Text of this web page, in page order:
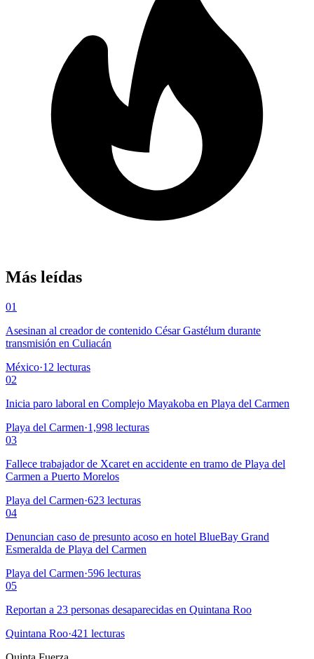
Más leídas
01
Asesinan al creador de contenido César Gastélum durante
transmisión en Culiacán
México·12 lecturas
02
Inicia paro laboral en Complejo Mayakoba en Playa del Carmen
Playa del Carmen·1,998 lecturas
03
Fallece trabajador de Xcaret en accidente en tramo de Playa del
Carmen a Puerto Morelos
Playa del Carmen·623 lecturas
04
Denuncian caso de presunto acoso en hotel BlueBay Grand
Esmeralda de Playa del Carmen
Playa del Carmen·596 lecturas
05
Reportan a 23 personas desaparecidas en Quintana Roo
Quintana Roo·421 lecturas